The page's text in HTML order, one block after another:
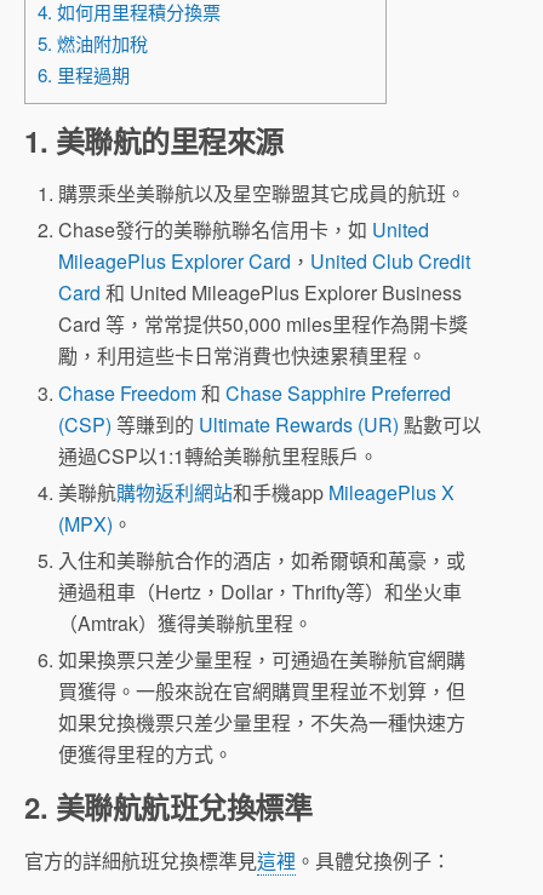
4. 如何用里程積分換票
5. 燃油附加稅
6. 里程過期
1. 美聯航的里程來源
購票乘坐美聯航以及星空聯盟其它成員的航班。
Chase發行的美聯航聯名信用卡，如 United
MileagePlus Explorer Card ， United Club Credit
Card 和 United MileagePlus Explorer Business
Card 等，常常提供50,000 miles里程作為開卡獎
勵，利用這些卡日常消費也快速累積里程。
Chase Freedom和Chase Sapphire Preferred
(CSP) 等賺到的 Ultimate Rewards (UR) 點數可以
通過CSP以1:1轉給美聯航里程賬戶。
美聯航購物返利網站和手機app MileagePlus X
(MPX) 。
入住和美聯航合作的酒店，如希爾頓和萬豪，或
通過租車（Hertz，Dollar，Thrifty等）和坐火車
（Amtrak）獲得美聯航里程。
如果換票只差少量里程，可通過在美聯航官網購
買獲得。一般來說在官網購買里程並不划算，但
如果兌換機票只差少量里程，不失為一種快速方
便獲得里程的方式。
2. 美聯航航班兌換標準
官方的詳細航班兌換標準見這裡 。具體兌換例子：